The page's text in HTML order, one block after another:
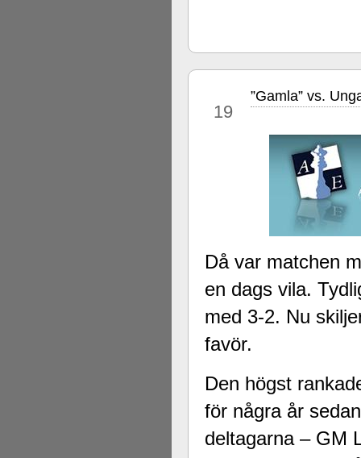
19
”Gamla” vs.
Då var matchen
en dags vila.
med 3-2. Nu
favör.
Den högst
för några år
deltagarna – GM